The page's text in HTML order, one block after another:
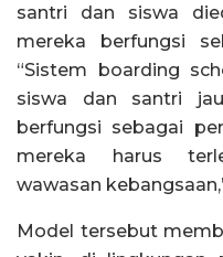
santri dan siswa
mereka berfungsi
“Sistem boarding
siswa dan santri
berfungsi sebagai
mereka harus
wawasan
Model tersebut